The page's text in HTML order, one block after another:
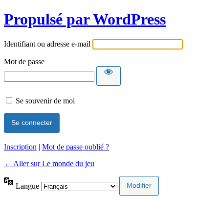
Propulsé par WordPress
Identifiant ou adresse e-mail
Mot de passe
Se souvenir de moi
Inscription | Mot de passe oublié ?
← Aller sur Le monde du jeu
Langue